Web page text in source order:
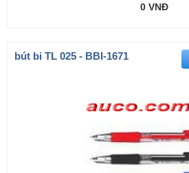
0 VNĐ
bút bi TL 025 - BBI-1671